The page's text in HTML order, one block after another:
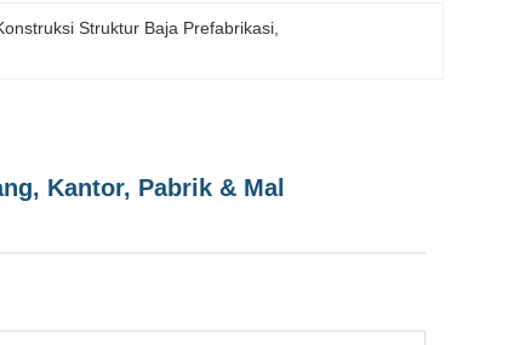
Struktur Baja Prefabrikasi
Kantor, Pabrik & Mal